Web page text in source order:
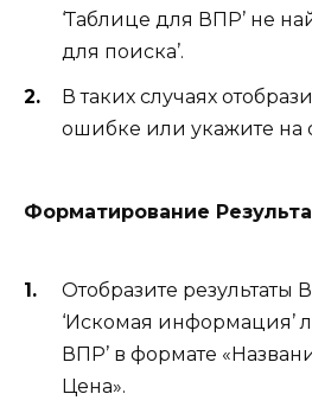
‘Таблице для ВПР’ не
для поиска’.
В таких случаях
ошибке или укажите на
Форматирование
Отобразите результаты
‘Искомая информация’
ВПР’ в формате
Цена».